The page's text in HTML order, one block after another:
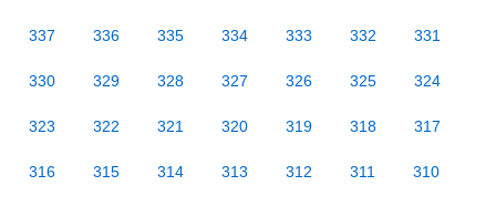
337 336 335 334 333 332 331
330 329 328 327 326 325 324
323 322 321 320 319 318 317
316 315 314 313 312 311 310